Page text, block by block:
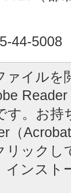
44-5008
ァイルを
す。お持
（
リックし
インスト